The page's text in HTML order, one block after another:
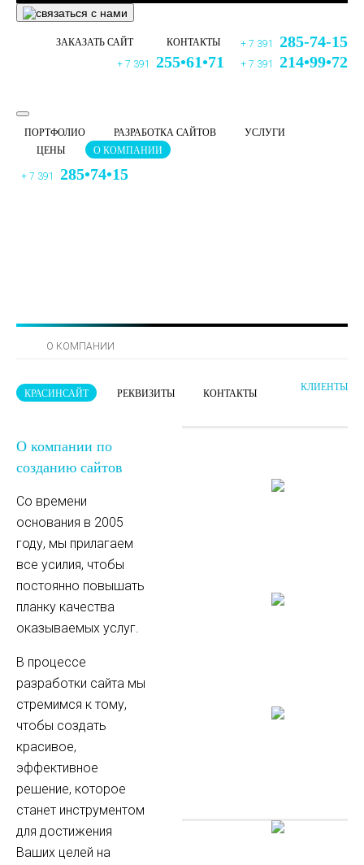
ЗАКАЗАТЬ САЙТ КОНТАКТЫ + 7 391 285-74-15
+ 7 391 255•61•71 + 7 391 214•99•72
ПОРТФОЛИО РАЗРАБОТКА САЙТОВ
УСЛУГИ
ЦЕНЫ
О КОМПАНИИ
+ 7 391 285•74•15
О КОМПАНИИ
КРАСИНСАЙТ РЕКВИЗИТЫ КОНТАКТЫ
О компании по
созданию сайтов
Со времени
основания в 2005
году, мы прилагаем
все усилия, чтобы
постоянно повышать
планку качества
оказываемых услуг.
В процессе
разработки сайта мы
стремимся к тому,
чтобы создать
красивое,
эффективное
решение, которое
станет инструментом
для достижения
Ваших целей на
КЛИЕНТЫ